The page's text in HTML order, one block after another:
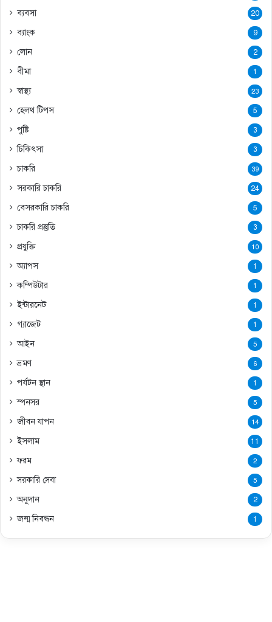
ব্যবসা 20
ব্যাংক 9
লোন 2
বীমা 1
স্বাস্থ্য 23
হেলথ টিপস 5
পুষ্টি 3
চিকিৎসা 3
চাকরি 39
সরকারি চাকরি 24
বেসরকারি চাকরি 5
চাকরি প্রস্তুতি 3
প্রযুক্তি 10
অ্যাপস 1
কম্পিউটার 1
ইন্টারনেট 1
গ্যাজেট 1
আইন 5
ভ্রমণ 6
পর্যটন স্থান 1
স্পনসর 5
জীবন যাপন 14
ইসলাম 11
ফরম 2
সরকারি সেবা 5
অনুদান 2
জন্ম নিবন্ধন 1